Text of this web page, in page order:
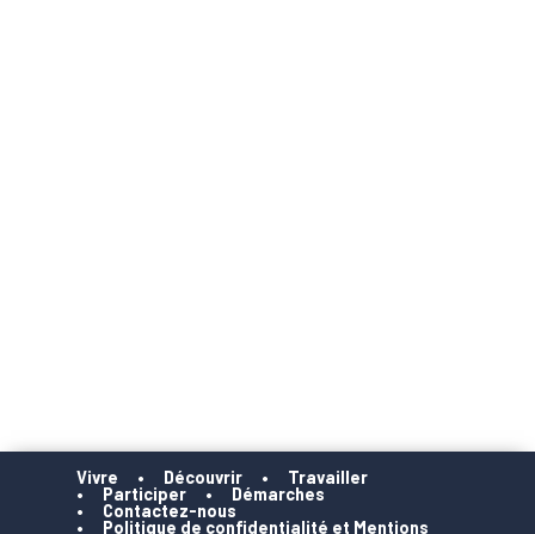
Vivre Découvrir
Travailler
Participer
Démarches
Contactez-nous
Politique de confidentialité et Mentions